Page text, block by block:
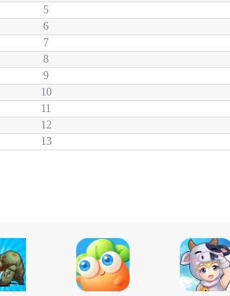
5
6
7
8
9
10
11
12
13